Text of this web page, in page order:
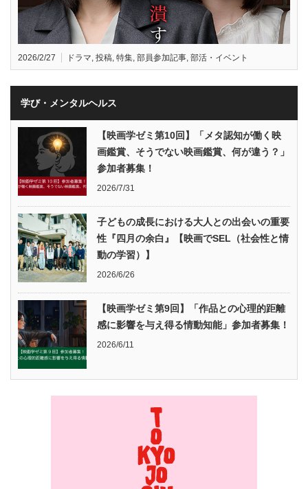
2026/2/27 ドラマ 投稿 特集 部員参加記事 部活・イベント
学び・メンタルヘルス
【映画学ゼミ第10回】「メタ認知が働く映
画鑑賞、そうでない映画鑑賞、何が違う？」
参加者募集！
2026/7/31
子どもの成長における大人との出会いの重要
性『四月の余白』【映画でSEL（社会性と情
動の学習）】
2026/6/26
【映画学ゼミ第9回】「作品との心理的距離
感に影響を与え得る情動知能」参加者募集！
2026/6/11